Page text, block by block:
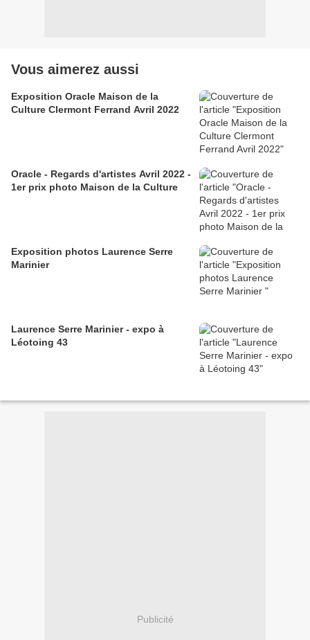
Vous aimerez aussi
Exposition Oracle Maison de la
Culture Clermont Ferrand Avril 2022
Oracle - Regards d'artistes Avril 2022 -
1er prix photo Maison de la Culture
Exposition photos Laurence Serre
Marinier
Laurence Serre Marinier - expo à
Léotoing 43
Publicité